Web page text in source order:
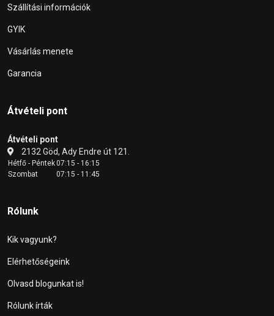
Szállítási információk
GYIK
Vásárlás menete
Garancia
Átvételi pont
Átvételi pont
2132 Göd, Ady Endre út 121.
Hétfő - Péntek07:15 - 16:15
Szombat
07:15 - 11:45
Rólunk
Kik vagyunk?
Elérhetőségeink
Olvasd blogunkat is!
Rólunk írták